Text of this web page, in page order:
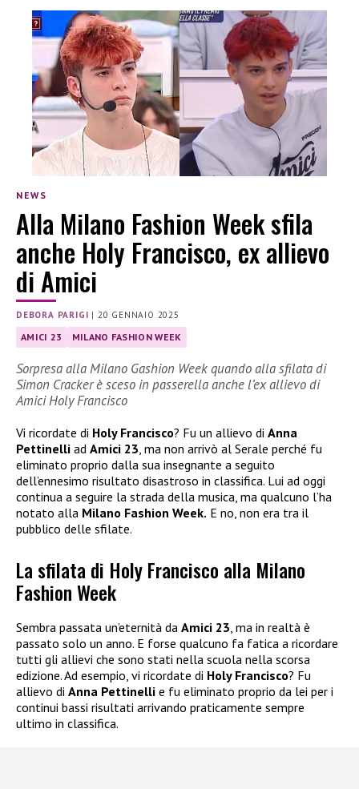
NEWS
Alla Milano Fashion Week sfila
anche Holy Francisco, ex allievo
di Amici
DEBORA PARIGI | 20 GENNAIO 2025
AMICI 23 MILANO FASHION WEEK
Sorpresa alla Milano Gashion Week quando alla sfilata di
Simon Cracker è sceso in passerella anche l’ex allievo di
Amici Holy Francisco
Vi ricordate di Holy Francisco? Fu un allievo di Anna
Pettinelli ad Amici 23, ma non arrivò al Serale perché fu
eliminato proprio dalla sua insegnante a seguito
dell’ennesimo risultato disastroso in classifica. Lui ad oggi
continua a seguire la strada della musica, ma qualcuno l’ha
notato alla Milano Fashion Week. E no, non era tra il
pubblico delle sfilate.
La sfilata di Holy Francisco alla Milano
Fashion Week
Sembra passata un’eternità da Amici 23 , ma in realtà è
passato solo un anno. E forse qualcuno fa fatica a ricordare
tutti gli allievi che sono stati nella scuola nella scorsa
edizione. Ad esempio, vi ricordate di Holy Francisco? Fu
allievo di Anna Pettinelli e fu eliminato proprio da lei per i
continui bassi risultati arrivando praticamente sempre
ultimo in classifica.